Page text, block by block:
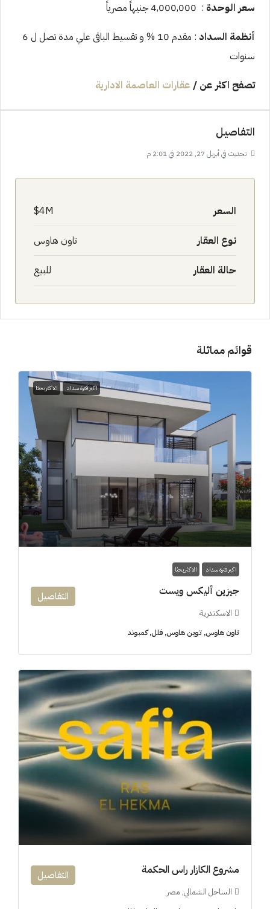
سعر الوحدة : 4,000,000 جنيهاً مصرياً
أنظمة السداد
: مقدم 10 % و تقسيط الباقى علي مدة تصل ل 6
سنوات
تصفح اكثر عن / عقارات العاصمة الادارية
التفاصيل
تحديث في أبريل 27, 2022 في 2:01 م
السعر 4M$
نوع العقار تاون هاوس
حالة العقار للبيع
قوائم مماثلة
اكبر فترة سداد الاكثر بحثا
اكبر فترة سداد الاكثر بحثا
جيزين أليكس ويست
الاسكندرية
تاون هاوس, توين هاوس, فلل, كمبوند
التفاصيل
مشروع الكازار راس الحكمة
الساحل الشمالي, مصر
التفاصيل